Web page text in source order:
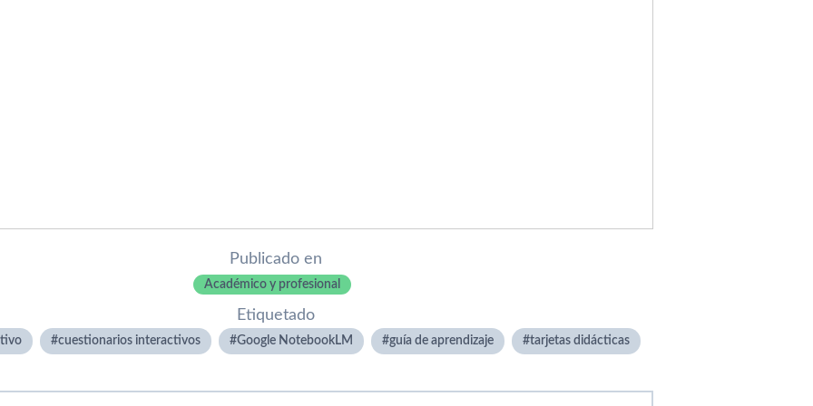
Publicado en
Académico y profesional
Etiquetado
cuestionarios interactivos Google NotebookLM guía de aprendizaje tarjetas didácticas